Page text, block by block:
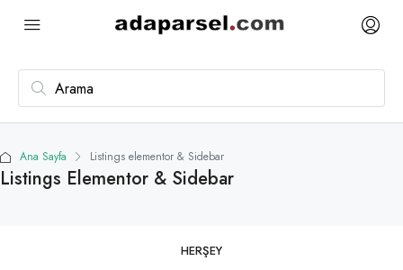
Ana Sayfa Listings elementor & Sidebar
Listings Elementor & Sidebar
HERŞEY